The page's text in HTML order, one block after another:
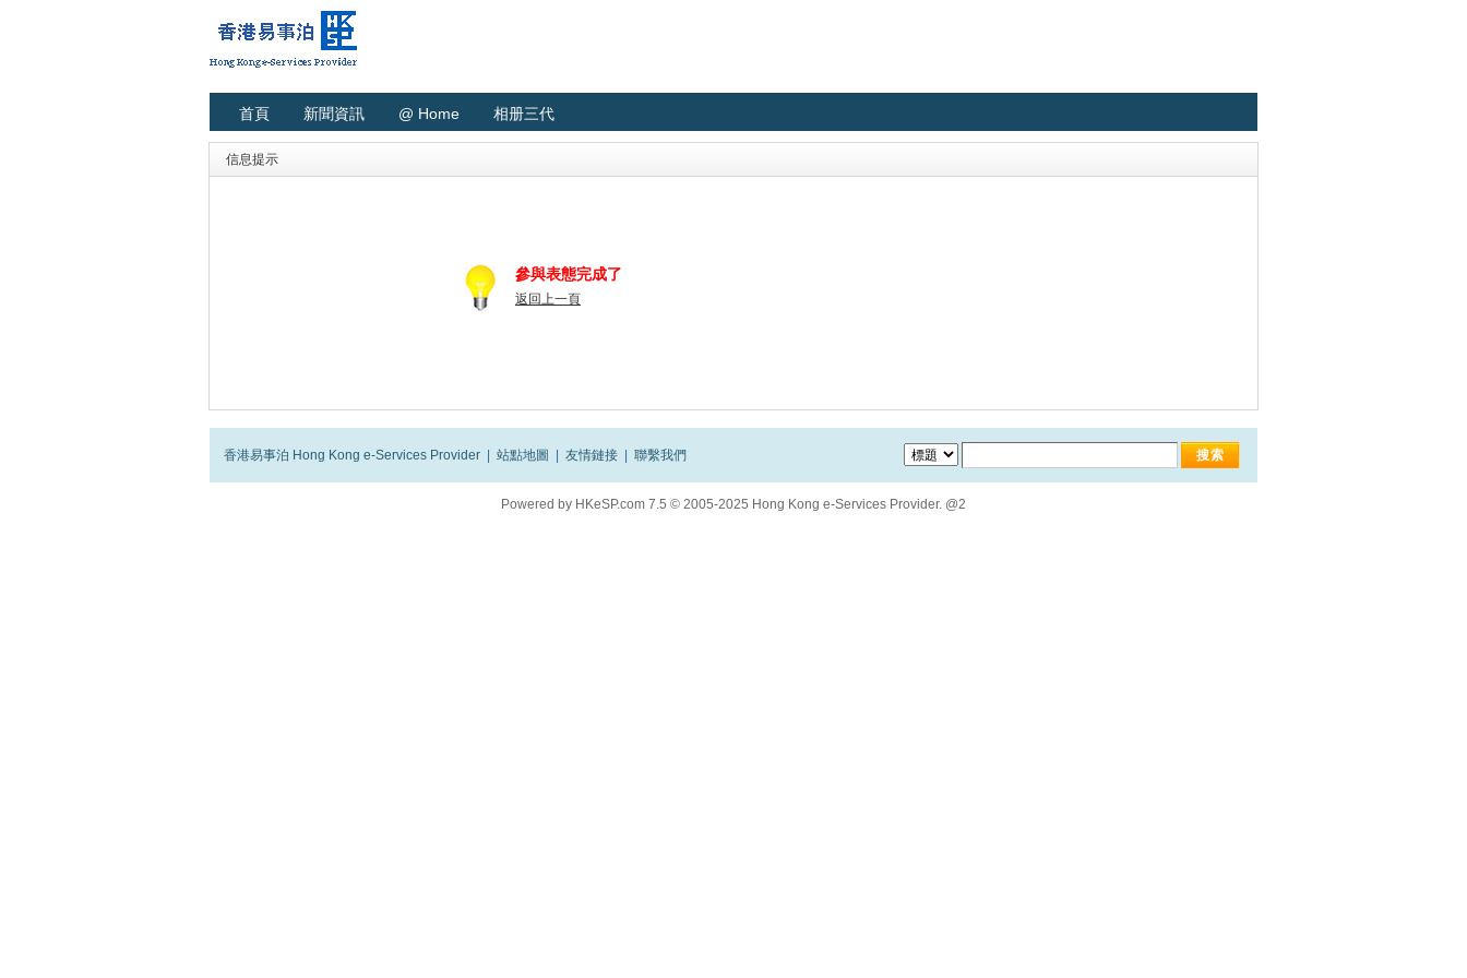
首頁 新聞資訊 @ Home 相册三代
信息提示
參與表態完成了
返回上一頁
香港易事泊 Hong Kong e-Services Provider 站點地圖 友情鏈接 聯繫我們
Powered by HKeSP.com 7.5 © 2005-2025 Hong Kong e-Services Provider. @2